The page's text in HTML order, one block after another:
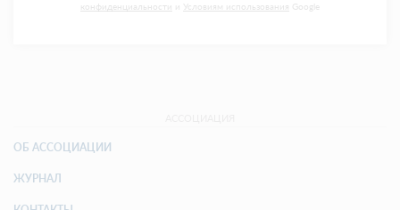
конфиденциальности и Условиям использования Google
ОБ АССОЦИАЦИИ
ЖУРНАЛ